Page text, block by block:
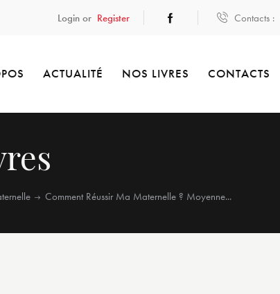
Login or Register Contacts :
ACTUALITÉ NOS LIVRES CONTACTS
Comment Réussir Ma Maternelle ? Moyenne...